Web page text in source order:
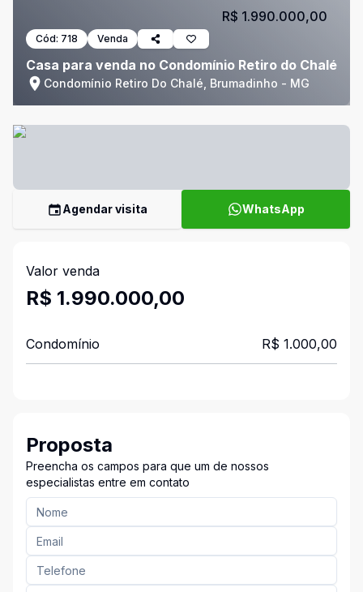
Cód: 718 Venda
Casa para venda no Condomínio Retiro do Chalé
Condomínio Retiro Do Chalé, Brumadinho - MG
R$ 1.990.000,00
Agendar visita WhatsApp
Valor venda
R$ 1.990.000,00
Condomínio R$ 1.000,00
Proposta
Preencha os campos para que um de nossos
especialistas entre em contato